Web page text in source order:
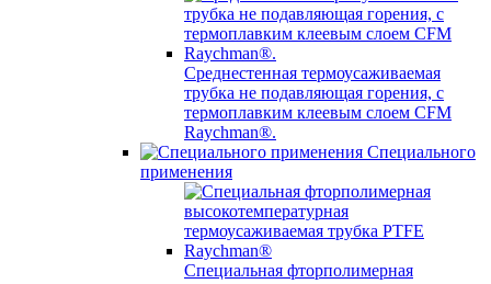
Среднестенная термоусаживаемая
трубка не подавляющая горения, с
термоплавким клеевым слоем CFM
Raychman®.
Специального
применения
Специальная фторполимерная